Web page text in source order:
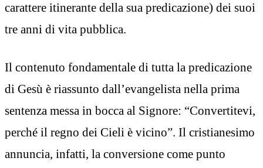
carattere itinerante della sua predicazione) dei suoi
tre anni di vita pubblica.
Il contenuto fondamentale di tutta la predicazione
di Gesù è riassunto dall’evangelista nella prima
sentenza messa in bocca al Signore: “Convertitevi,
perché il regno dei Cieli è vicino”. Il cristianesimo
annuncia, infatti, la conversione come punto